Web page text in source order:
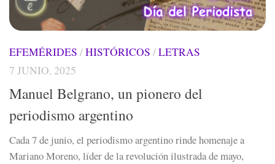
EFEMÉRIDES /HISTÓRICOS /LETRAS
7 JUNIO, 2025
Manuel Belgrano, un pionero del
periodismo argentino
Cada 7 de junio, el periodismo argentino rinde homenaje a
Mariano Moreno, líder de la revolución ilustrada de mayo,